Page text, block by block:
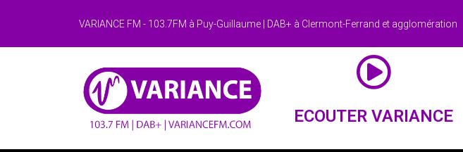
VARIANCE FM - 103.7FM à Puy-Guillaume | DAB+ à Clermont-Ferrand et agglomération
ECOUTER VARIANCE